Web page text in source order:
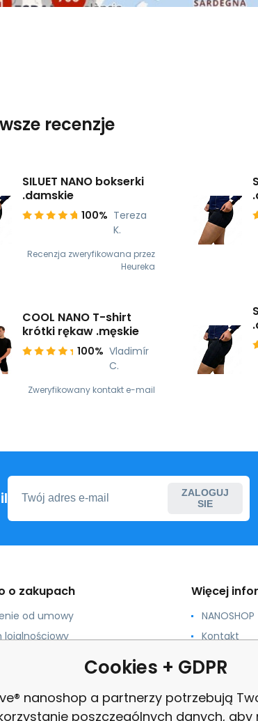
recenzje
SILUET NANO bokserki
.damskie
100% Tereza
K.
Recenzja zweryfikowana przez
Heureka
COOL NANO T-shirt
krótki rękaw .męskie
100% Vladimír
C.
Zweryfikowany kontakt e-mail
ZALOGUJ
SIE
o zakupach
od umowy
lojalnościowy
Więcej
NANOSHOP
Kontakt
profit
Reklamacja
przejrzeć
Cookies + GDPR
nanoshop a partnerzy potrzebują
poszczególnych danych, aby